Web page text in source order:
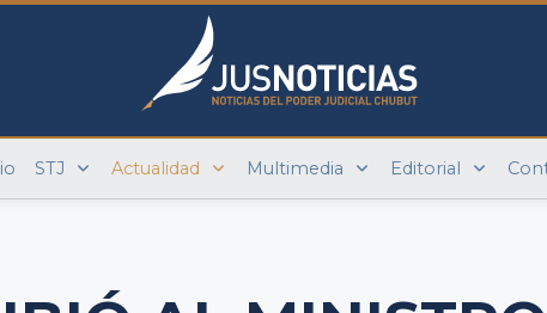
STJ Actualidad Multimedia Editorial